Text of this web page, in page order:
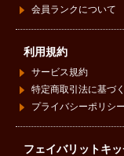
会員ランクについて
利用規約
サービス規約
特定商取引法に基づ
プライバシーポリシー
フェイバリットキ